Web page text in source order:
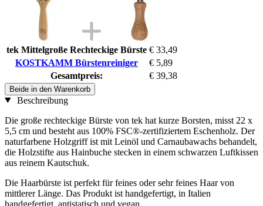
tek Mittelgroße Rechteckige Bürste € 33,49
KOSTKAMM Bürstenreiniger
€ 5,89
Gesamtpreis:
€ 39,38
Beide in den Warenkorb
Beschreibung
Die große rechteckige Bürste von tek hat kurze Borsten, misst 22 x
5,5 cm und besteht aus 100% FSC®-zertifiziertem Eschenholz. Der
naturfarbene Holzgriff ist mit Leinöl und Carnaubawachs behandelt,
die Holzstifte aus Hainbuche stecken in einem schwarzen Luftkissen
aus reinem Kautschuk.
Die Haarbürste ist perfekt für feines oder sehr feines Haar von
mittlerer Länge. Das Produkt ist handgefertigt, in Italien
handgefertigt, antistatisch und vegan.